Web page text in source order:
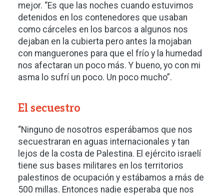
mejor. “Es que las noches cuando estuvimos
detenidos en los contenedores que usaban
como cárceles en los barcos a algunos nos
dejaban en la cubierta pero antes la mojaban
con manguerones para que el frío y la humedad
nos afectaran un poco más. Y bueno, yo con mi
asma lo sufrí un poco. Un poco mucho”.
El secuestro
“Ninguno de nosotros esperábamos que nos
secuestraran en aguas internacionales y tan
lejos de la costa de Palestina. El ejército israelí
tiene sus bases militares en los territorios
palestinos de ocupación y estábamos a más de
500 millas. Entonces nadie esperaba que nos